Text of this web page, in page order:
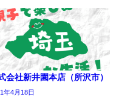
会社新井園本店（所沢市）
年4月18日